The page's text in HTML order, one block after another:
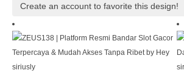
Create an account to favorite this design!